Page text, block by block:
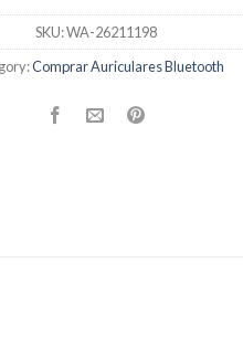
SKU:WA-26211198
Comprar Auriculares Bluetooth